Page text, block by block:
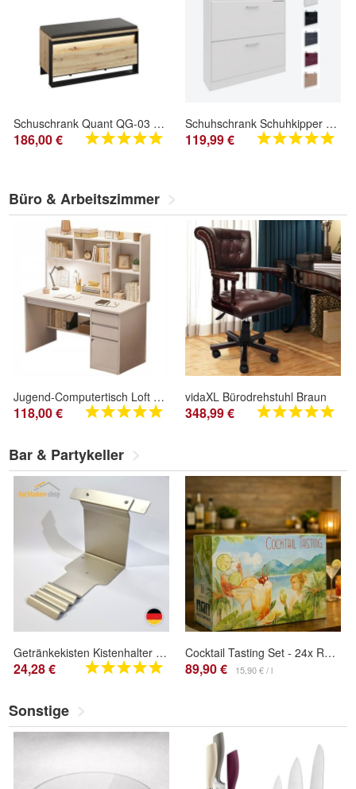
Schuschrank Quant QG-03 Sitzbank Dielenbank mit Staraum
186,00 €
Schuhschrank Schuhkipper Flur Schrank Diele Regal Finn Weiß Hochglanz Matt
119,99 €
Büro & Arbeitszimmer
Jugend-Computertisch Loft weiß mit Regal, Regalböden und Schubladen
118,00 €
vidaXL Bürodrehstuhl Braun
348,99 €
Bar & Partykeller
Getränkekisten Kistenhalter Bierkistenhalter Kastenhalter Wandhalterung aus Edelstahl
24,28 €
Cocktail Tasting Set - 24x Ready-to-Drink Cocktails von Shatler´s, Pitu und mehr
89,90 € 15,90 € / l
Sonstige